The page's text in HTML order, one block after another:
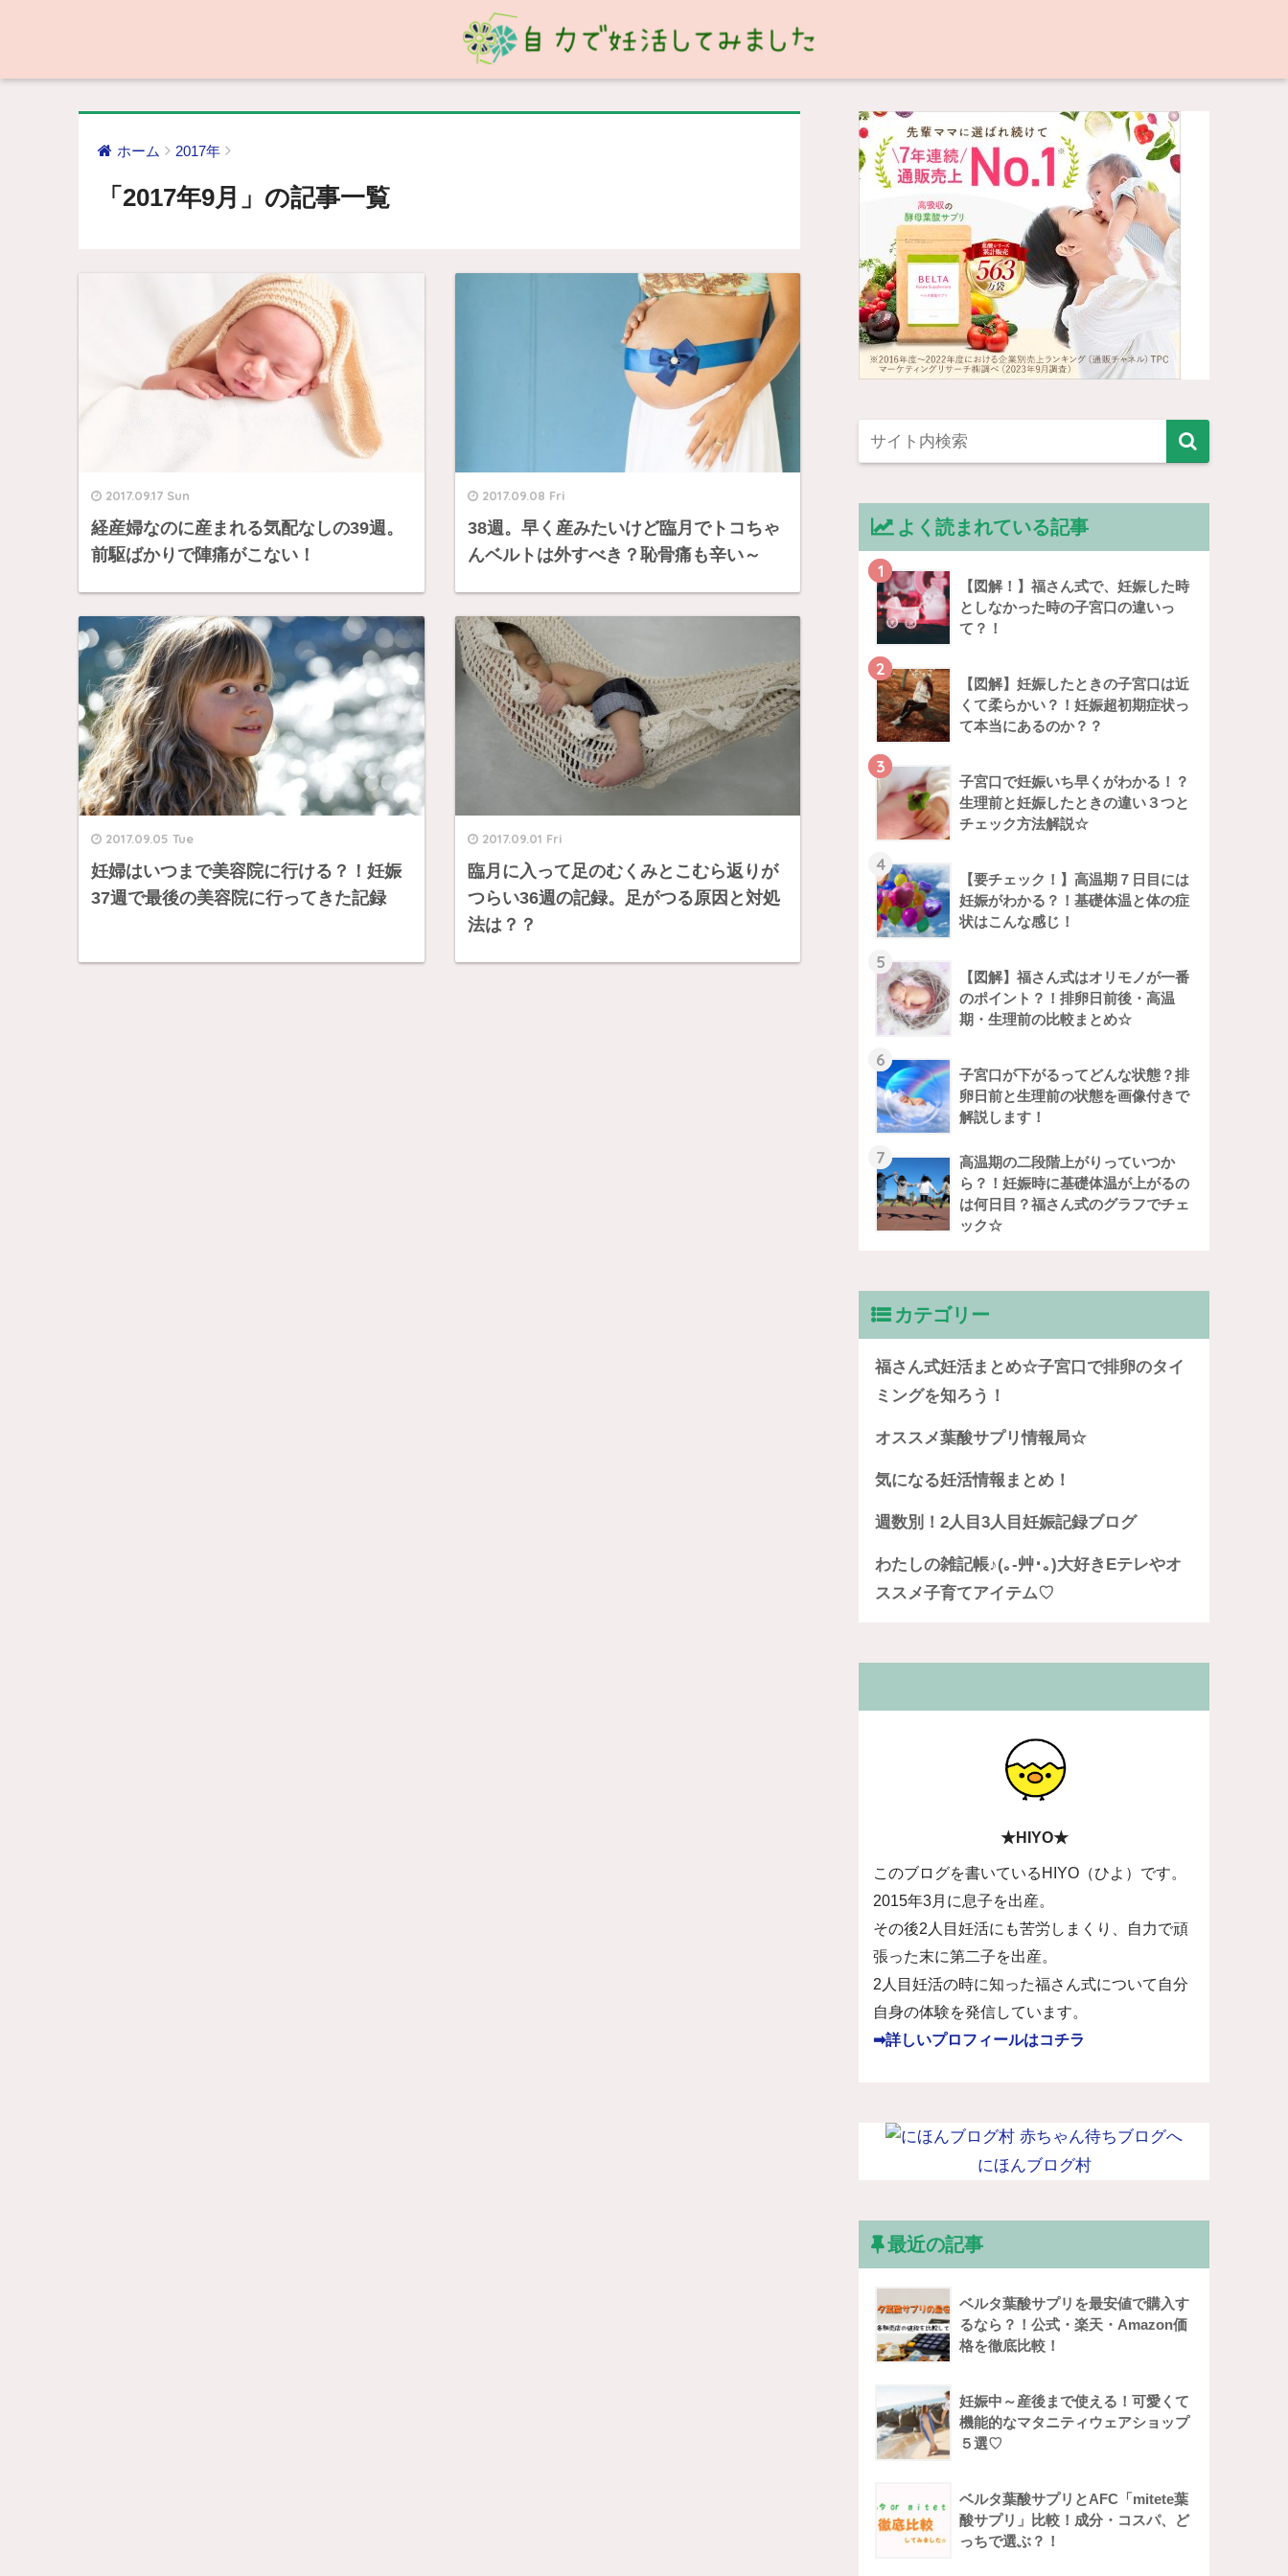
ホーム 2017年
「2017年9月」の記事一覧
2017.09.17 Sun
経産婦なのに産まれる気配なしの39週。
前駆ばかりで陣痛がこない！
2017.09.08 Fri
38週。早く産みたいけど臨月でトコちゃ
んベルトは外すべき？恥骨痛も辛い～
2017.09.05 Tue
妊婦はいつまで美容院に行ける？！妊娠
37週で最後の美容院に行ってきた記録
2017.09.01 Fri
臨月に入って足のむくみとこむら返りが
つらい36週の記録。足がつる原因と対処
法は？？
よく読まれている記事
1
【図解！】福さん式で、妊娠した時
としなかった時の子宮口の違いっ
て？！
2
【図解】妊娠したときの子宮口は近
くて柔らかい？！妊娠超初期症状っ
て本当にあるのか？？
3
子宮口で妊娠いち早くがわかる！？
生理前と妊娠したときの違い３つと
チェック方法解説☆
4
【要チェック！】高温期７日目には
妊娠がわかる？！基礎体温と体の症
状はこんな感じ！
5
【図解】福さん式はオリモノが一番
のポイント？！排卵日前後・高温
期・生理前の比較まとめ☆
6
子宮口が下がるってどんな状態？排
卵日前と生理前の状態を画像付きで
解説します！
7
高温期の二段階上がりっていつか
ら？！妊娠時に基礎体温が上がるの
は何日目？福さん式のグラフでチェ
ック☆
カテゴリー
福さん式妊活まとめ☆子宮口で排卵のタイ
ミングを知ろう！
オススメ葉酸サプリ情報局☆
気になる妊活情報まとめ！
週数別！2人目3人目妊娠記録ブログ
わたしの雑記帳♪(｡-艸･｡)大好きEテレやオ
ススメ子育てアイテム♡
★HIYO★
このブログを書いているHIYO（ひよ）です。
2015年3月に息子を出産。
その後2人目妊活にも苦労しまくり、自力で頑
張った末に第二子を出産。
2人目妊活の時に知った福さん式について自分
自身の体験を発信しています。
➡詳しいプロフィールはコチラ
にほんブログ村
最近の記事
ベルタ葉酸サプリを最安値で購入す
るなら？！公式・楽天・Amazon価
格を徹底比較！
妊娠中～産後まで使える！可愛くて
機能的なマタニティウェアショップ
５選♡
ベルタ葉酸サプリとAFC「mitete葉
酸サプリ」比較！成分・コスパ、ど
っちで選ぶ？！